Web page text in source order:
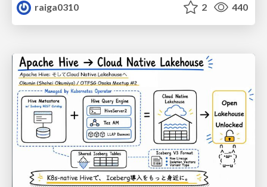
raiga0310
2 440